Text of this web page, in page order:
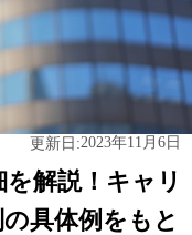
更新日:2023年11月6日
解説！キャリ
具体例をもと